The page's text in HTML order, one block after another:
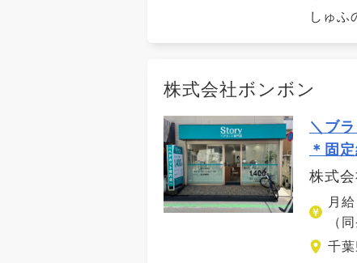
しゅふ
株式会社ボンボン
＼ブ
＊固
株式
月
（
千